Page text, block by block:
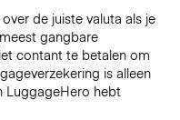
de juiste valuta als je
gangbare
contant te betalen om
is alleen
LuggageHero hebt